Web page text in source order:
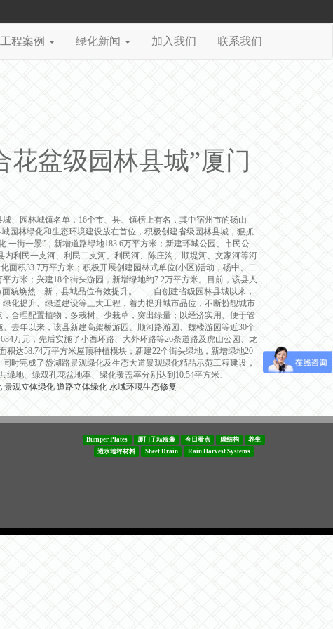
工程案例 绿化新闻 加入我们 联系我们
盆级园林县城”厦门
、园林城镇名单，16个市、县、镇榜上有名，其中宿州市的砀山
林绿化和生态环境建设放在首位，积极创建省级园林县城，狠抓
街一景”，新增道路绿地183.6万平方米；新建环城公园、市民公
利民一支河、利民二支河、利民河、陈庄沟、顺堤河、文家河等河
面积33.7万平方米；积极开展创建园林式单位(小区)活动，砀中、二
方米；兴建18个街头游园，新增绿地约7.2万平方米。目前，该县人
面貌焕然一新，县城品位有效提升。 自创建省级园林县城以来，
化提升、绿道建设等三大工程，着力提升城市品位，不断扮靓城市
合理配置植物，多栽树、少栽草，突出绿量；以经济实用、便于管
去年以来，该县新建高架桥游园、顺河路游园、魏楼游园等近30个
万元，先后实施了小西环路、大外环路等26条道路及虎山公园、龙
达58.74万平方米屋顶种植模块；新建22个街头绿地，新增绿地20
时完成了岱湖路景观绿化及生态大道景观绿化精品示范工程建设，
地、绿双孔花盆地率、绿化覆盖率分别达到10.54平方米、
景观立体绿化 道路立体绿化 水域环境生态修复
Bumper Plates 厦门子耘服装 今日看点 膜结构
养生
透水地坪材料
Sheet Drain Rain Harvest Systems